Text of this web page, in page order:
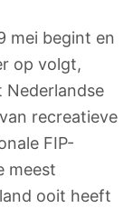
mei begint en
op volgt,
Nederlandse
recreatieve
FIP-
meest
ooit heeft